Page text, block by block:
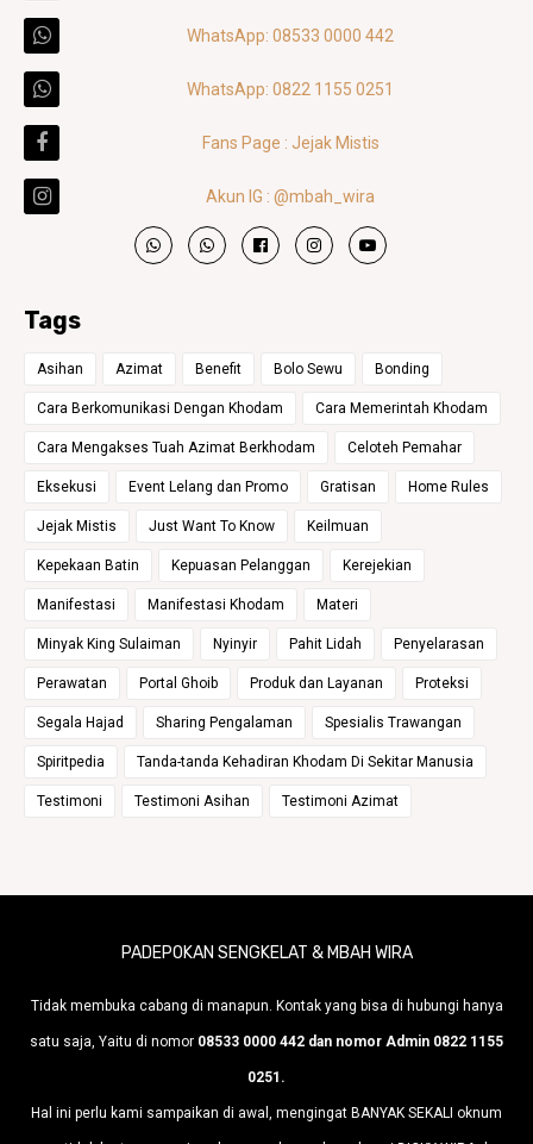
WhatsApp: 08533 0000 442
WhatsApp: 0822 1155 0251
Fans Page : Jejak Mistis
Akun IG : @mbah_wira
Tags
Asihan Azimat Benefit Bolo Sewu Bonding
Cara Berkomunikasi Dengan Khodam Cara Memerintah Khodam
Cara Mengakses Tuah Azimat Berkhodam Celoteh Pemahar
Eksekusi Event Lelang dan Promo Gratisan Home Rules
Jejak Mistis Just Want To Know Keilmuan
Kepekaan Batin Kepuasan Pelanggan Kerejekian
Manifestasi Manifestasi Khodam Materi
Minyak King Sulaiman Nyinyir Pahit Lidah Penyelarasan
Perawatan Portal Ghoib Produk dan Layanan Proteksi
Segala Hajad Sharing Pengalaman Spesialis Trawangan
Spiritpedia Tanda-tanda Kehadiran Khodam Di Sekitar Manusia
Testimoni Testimoni Asihan Testimoni Azimat
PADEPOKAN SENGKELAT & MBAH WIRA
Tidak membuka cabang di manapun. Kontak yang bisa di hubungi hanya
satu saja, Yaitu di nomor 08533 0000 442 dan nomor Admin 0822 1155
0251.
Hal ini perlu kami sampaikan di awal, mengingat BANYAK SEKALI oknum